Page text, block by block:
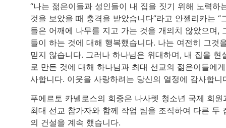
“나는 젊은이들과 성인들이 내 집을 짓기 위해 노력하
것을 보았을 때 충격을 받았습니다”라고 안젤리카는 “
들은 어깨에 나무를 지고 가는 것을 개의치 않았으며,
들이 하는 것에 대해 행복했습니다. 나는 여전히 그것
믿지 않습니다. 그러나 하나님은 위대하며, 내 집을 현
로 만든 것에 대해 하나님과 최대 선교의 젊은이들에
사합니다. 이웃을 사랑하려는 당신의 열정에 감사합니
푸에르토 카넬로스의 회중은 나사렛 청소년 국제 회원
최대 선교 참가자와 함께 작업 팀을 조직하여 다른 두
의 건설을 계속 했습니다.